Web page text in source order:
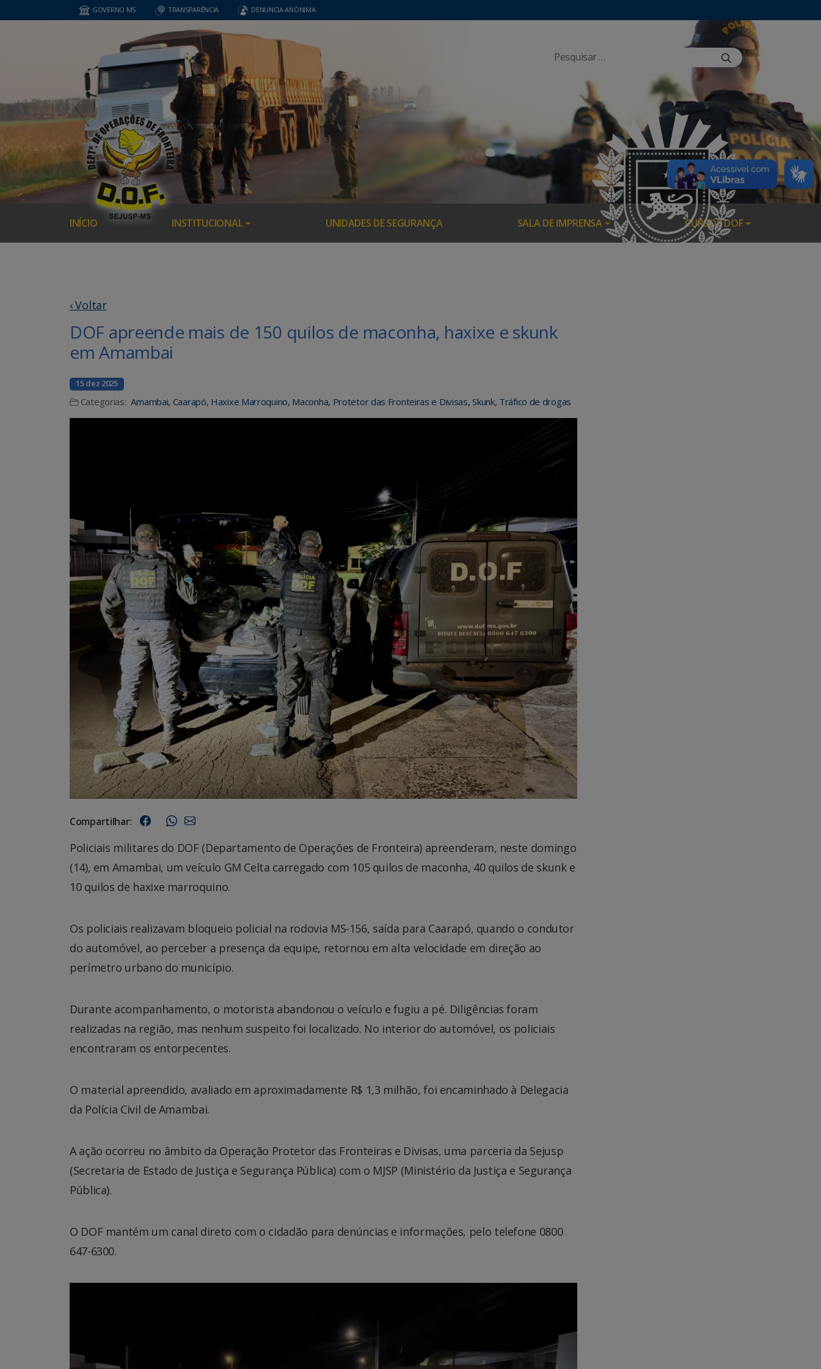
GOVERNO MS TRANSPARÊNCIA DENUNCIA ANÔNIMA
INÍCIO INSTITUCIONAL UNIDADES DE SEGURANÇA SALA DE IMPRENSA CURSOS DOF
‹ Voltar
DOF apreende mais de 150 quilos de maconha, haxixe e skunk
em Amambai
15 dez 2025
Categorias: Amambai, Caarapó, Haxixe Marroquino, Maconha, Protetor das Fronteiras e Divisas, Skunk, Tráfico de drogas
Compartilhar:
Policiais militares do DOF (Departamento de Operações de Fronteira) apreenderam, neste domingo
(14), em Amambai, um veículo GM Celta carregado com 105 quilos de maconha, 40 quilos de skunk e
10 quilos de haxixe marroquino.
Os policiais realizavam bloqueio policial na rodovia MS-156, saída para Caarapó, quando o condutor
do automóvel, ao perceber a presença da equipe, retornou em alta velocidade em direção ao
perímetro urbano do município.
Durante acompanhamento, o motorista abandonou o veículo e fugiu a pé. Diligências foram
realizadas na região, mas nenhum suspeito foi localizado. No interior do automóvel, os policiais
encontraram os entorpecentes.
O material apreendido, avaliado em aproximadamente R$ 1,3 milhão, foi encaminhado à Delegacia
da Polícia Civil de Amambai.
A ação ocorreu no âmbito da Operação Protetor das Fronteiras e Divisas, uma parceria da Sejusp
(Secretaria de Estado de Justiça e Segurança Pública) com o MJSP (Ministério da Justiça e Segurança
Pública).
O DOF mantém um canal direto com o cidadão para denúncias e informações, pelo telefone 0800
647-6300.